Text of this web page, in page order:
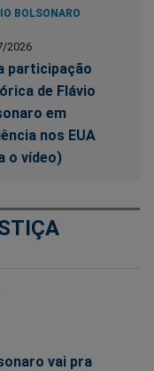
BOLSONARO
2026
participação
de Flávio
em
nos EUA
o vídeo)
vai pra